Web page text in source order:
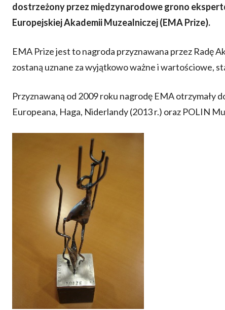
dostrzeżony przez międzynarodowe grono
Europejskiej Akademii Muzealniczej (EMA Prize).
EMA Prize jest to nagroda przyznawana przez Radę
zostaną uznane za wyjątkowo ważne i wartościowe,
Przyznawaną od 2009 roku nagrodę EMA otrzymały
Europeana, Haga, Niderlandy (2013 r.) oraz POLIN